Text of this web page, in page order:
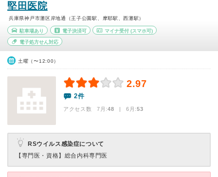
堅田医院
兵庫県神戸市灘区岸地通（王子公園駅、摩耶駅、西灘駅）
駐車場あり 電子決済可 マイナ受付 (スマホ可)
電子処方せん対応
土曜（〜12:00）
2.97
2件
アクセス数 7月:48 | 6月:53
RSウイルス感染症について
【専門医・資格】 総合内科専門医